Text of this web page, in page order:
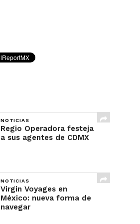
NOTICIAS
Regio Operadora festeja
a sus agentes de CDMX
NOTICIAS
Virgin Voyages en
México: nueva forma de
navegar